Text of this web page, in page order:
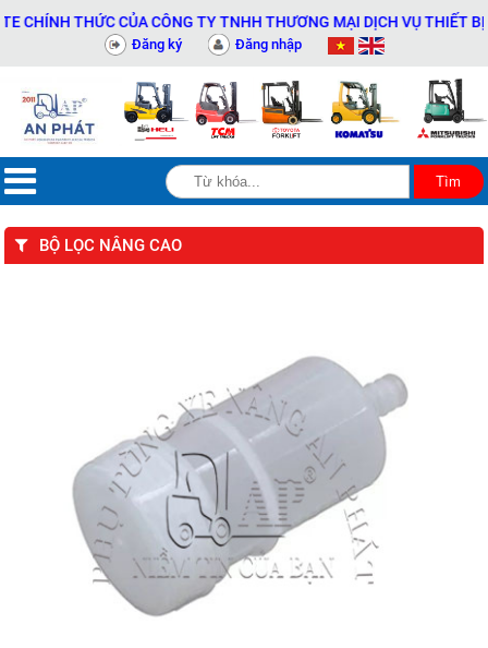
THỨC CỦA CÔNG TY TNHH THƯƠNG MẠI DỊCH VỤ THIẾT BỊ KỸ
Đăng ký Đăng nhập
BỘ LỌC NÂNG CAO